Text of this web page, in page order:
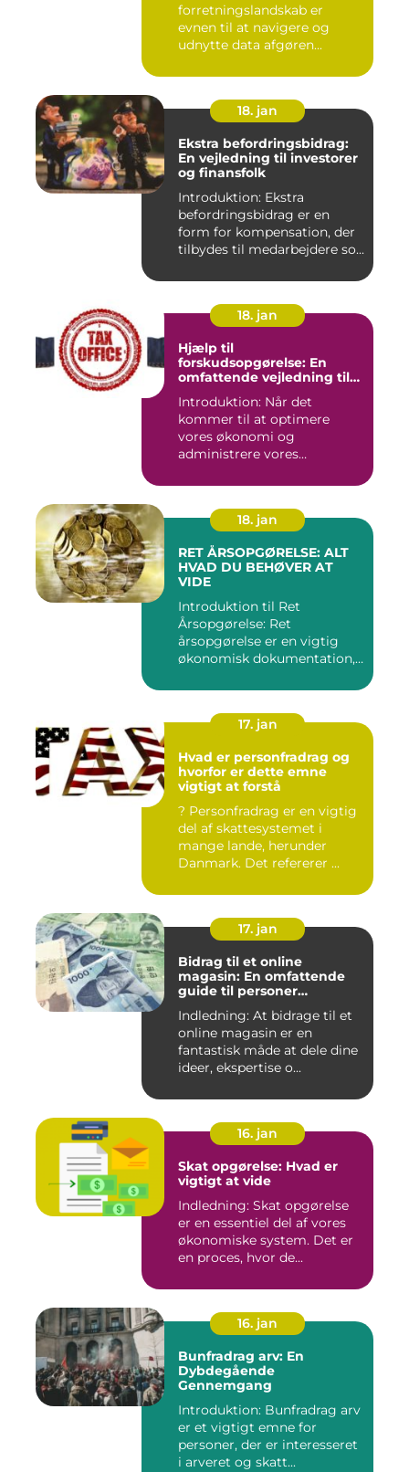
forretningslandskab er
evnen til at navigere og
udnytte data afgøren...
18. jan
Ekstra befordringsbidrag:
En vejledning til investorer
og finansfolk
Introduktion: Ekstra
befordringsbidrag er en
form for kompensation, der
tilbydes til medarbejdere so...
18. jan
Hjælp til
forskudsopgørelse: En
omfattende vejledning til
Introduktion: Når det
kommer til at optimere
vores økonomi og
administrere vores
18. jan
RET ÅRSOPGØRELSE: ALT
HVAD DU BEHØVER AT
VIDE
Introduktion til Ret
Årsopgørelse: Ret
årsopgørelse er en vigtig
økonomisk dokumentation,
17. jan
Hvad er personfradrag og
hvorfor er dette emne
vigtigt at forstå
? Personfradrag er en vigtig
del af skattesystemet i
mange lande, herunder
Danmark. Det refererer ...
17. jan
Bidrag til et online
magasin: En omfattende
guide til personer
online publikationer
Indledning: At bidrage til et
online magasin er en
fantastisk måde at dele dine
ideer, ekspertise o...
16. jan
Skat opgørelse: Hvad er
vigtigt at vide
Indledning: Skat opgørelse
er en essentiel del af vores
økonomiske system. Det er
en proces, hvor de...
16. jan
Bunfradrag arv: En
Dybdegående
Gennemgang
Introduktion: Bunfradrag arv
er et vigtigt emne for
personer, der er interesseret
i arveret og skatt...